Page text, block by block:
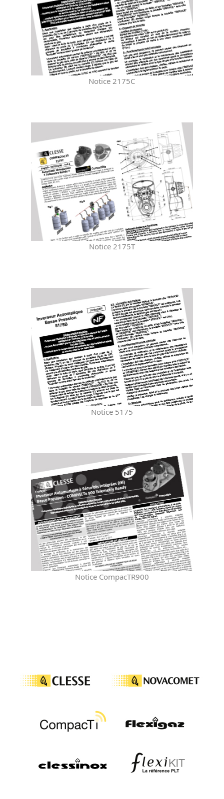
Notice 2175C
Notice 2175T
Notice 5175
Notice CompacTR900